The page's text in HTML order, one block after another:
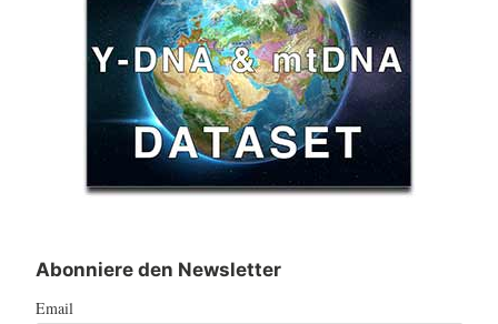
Abonniere den Newsletter
Email